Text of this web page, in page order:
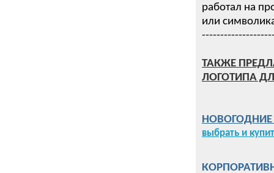
работал на
или
ТАКЖЕ
ЛОГОТИПА
НОВОГОДНИЕ
выбрать и